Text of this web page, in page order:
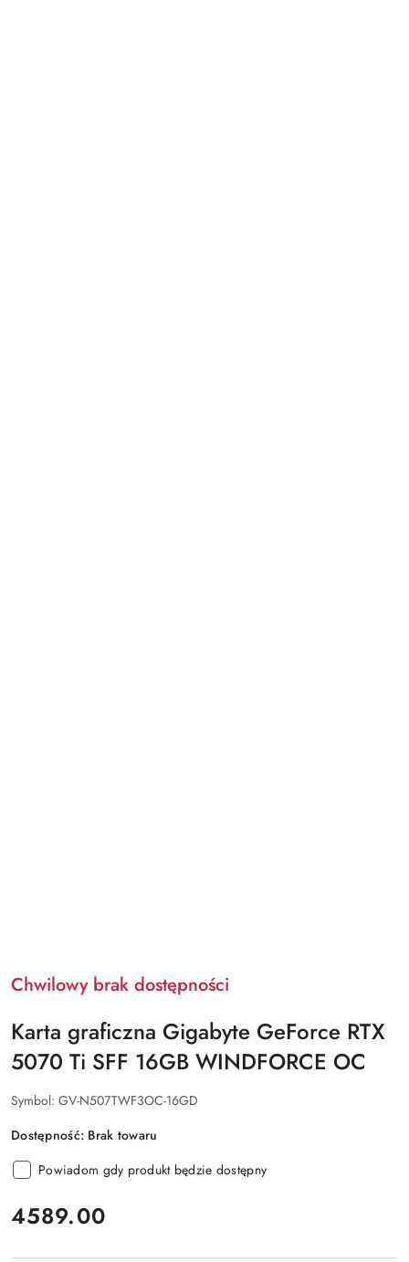
Chwilowy brak dostępności
Karta graficzna Gigabyte GeForce RTX
5070 Ti SFF 16GB WINDFORCE OC
Symbol: GV-N507TWF3OC-16GD
Dostępność: Brak towaru
Powiadom gdy produkt będzie dostępny
cena:
4589.00